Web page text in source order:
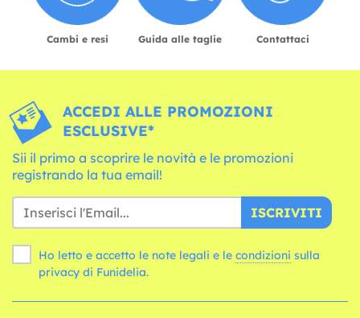
Cambi e resi Guida alle taglie Contattaci
ACCEDI ALLE PROMOZIONI
ESCLUSIVE*
Sii il primo a scoprire le novità e le promozioni
registrando la tua email!
ISCRIVITI
Ho letto e accetto le note legali e le condizioni
privacy di Funidelia.